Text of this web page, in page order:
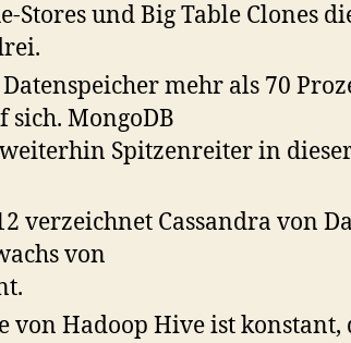
Stores und Big Table Clones
mehr als 70
sich. MongoDB
Spitzenreiter in
verzeichnet Cassandra von
von
von Hadoop Hive ist konstant,